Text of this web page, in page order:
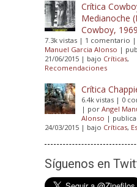
Crítica
Medianoche
Cowboy,
7.3k vistas | 1 comentario |
Manuel Garcia Alonso |
21/06/2015 | bajo Críticas,
Recomendaciones
Crítica
6.4k vistas | 0
| porAngel
Alonso |
24/03/2015 | bajo Críticas,
Síguenos en